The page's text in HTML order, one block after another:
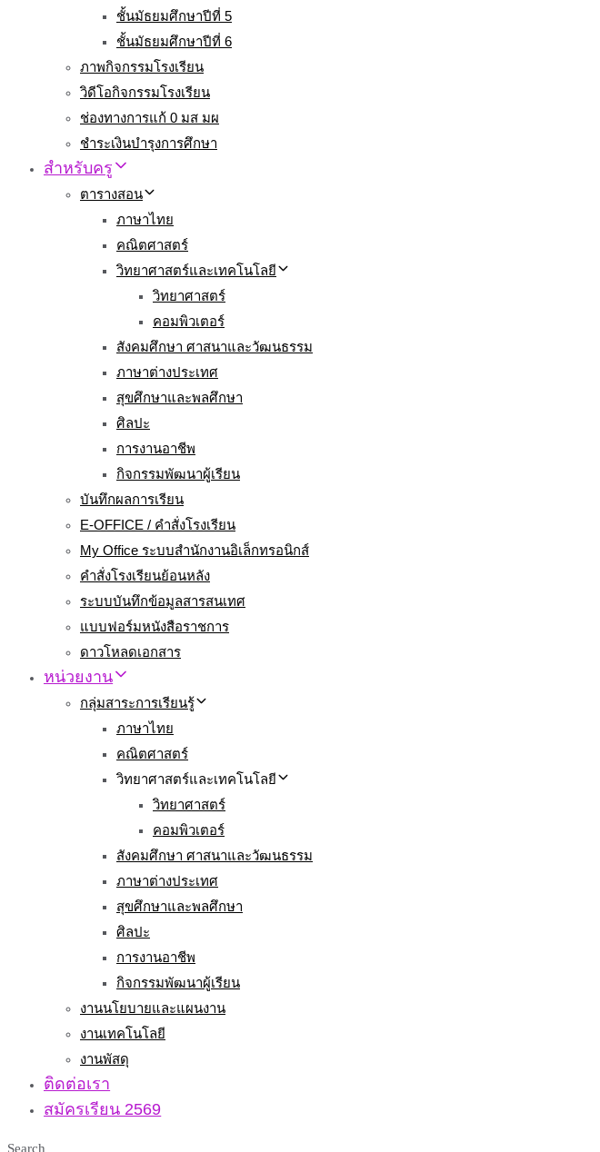
ชั้นมัธยมศึกษาปีที่ 5
ชั้นมัธยมศึกษาปีที่ 6
ภาพกิจกรรมโรงเรียน
วิดีโอกิจกรรมโรงเรียน
ช่องทางการแก้ 0 มส มผ
ชำระเงินบำรุงการศึกษา
สำหรับครู
ตารางสอน
ภาษาไทย
คณิตศาสตร์
วิทยาศาสตร์และเทคโนโลยี
วิทยาศาสตร์
คอมพิวเตอร์
สังคมศึกษา ศาสนาและวัฒนธรรม
ภาษาต่างประเทศ
สุขศึกษาและพลศึกษา
ศิลปะ
การงานอาชีพ
กิจกรรมพัฒนาผู้เรียน
บันทึกผลการเรียน
E-OFFICE / คำสั่งโรงเรียน
My Office ระบบสำนักงานอิเล็กทรอนิกส์
คำสั่งโรงเรียนย้อนหลัง
ระบบบันทึกข้อมูลสารสนเทศ
แบบฟอร์มหนังสือราชการ
ดาวโหลดเอกสาร
หน่วยงาน
กลุ่มสาระการเรียนรู้
ภาษาไทย
คณิตศาสตร์
วิทยาศาสตร์และเทคโนโลยี
วิทยาศาสตร์
คอมพิวเตอร์
สังคมศึกษา ศาสนาและวัฒนธรรม
ภาษาต่างประเทศ
สุขศึกษาและพลศึกษา
ศิลปะ
การงานอาชีพ
กิจกรรมพัฒนาผู้เรียน
งานนโยบายและแผนงาน
งานเทคโนโลยี
งานพัสดุ
ติดต่อเรา
สมัครเรียน 2569
Search